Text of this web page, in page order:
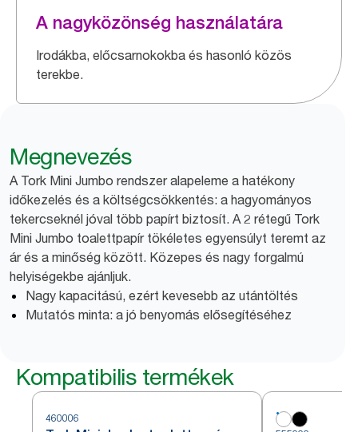
A nagyközönség használatára
Irodákba, előcsarnokokba és hasonló közös
terekbe.
Megnevezés
A Tork Mini Jumbo rendszer alapeleme a hatékony
időkezelés és a költségcsökkentés: a hagyományos
tekercseknél jóval több papírt biztosít. A 2 rétegű Tork
Mini Jumbo toalettpapír tökéletes egyensúlyt teremt az
ár és a minőség között. Közepes és nagy forgalmú
helyiségekbe ajánljuk.
Nagy kapacitású, ezért kevesebb az utántöltés
Mutatós minta: a jó benyomás elősegítéséhez
Kompatibilis termékek
460006